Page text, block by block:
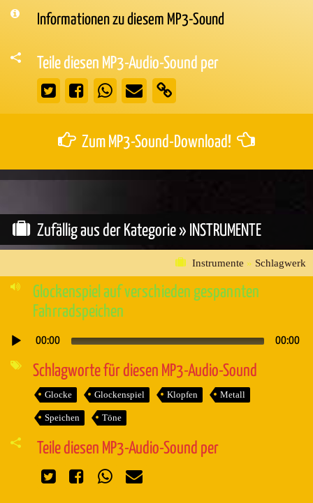
Informationen zu diesem MP3-Sound
Teile diesen MP3-Audio-Sound per
Zum MP3-Sound-Download!
Zufällig aus der Kategorie » INSTRUMENTE
Instrumente » Schlagwerk
Glockenspiel auf verschieden gespannten
Fahrradspeichen
Audio-
00:00 00:00
Schlagworte für diesen MP3-Audio-Sound
Glocke Glockenspiel Klopfen Metall
Speichen Töne
Teile diesen MP3-Audio-Sound per